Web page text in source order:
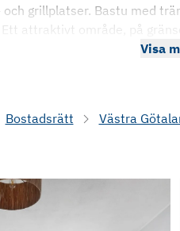
och grillplatser. Bastu med
Ett attraktivt område, på
Visa
Bostadsrätt Västra